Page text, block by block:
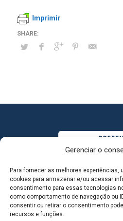
Gerenciar o
Para fornecer as melhores
cookies para armazenar e/ou acessar
consentimento para essas tecnologias
como comportamento de navegação ou
consentir ou retirar o consentimento
recursos e funções.
Imprimir
MAPA DO SITE